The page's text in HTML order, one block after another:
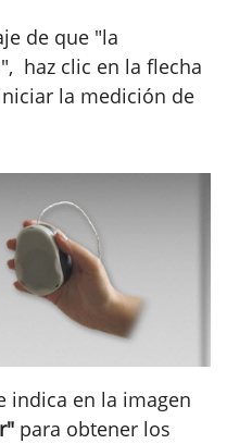
de que "la
haz clic en la flecha
la medición de
indica en la imagen
para obtener los